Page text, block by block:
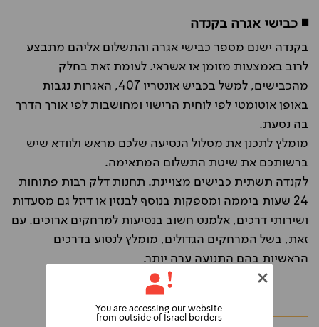
◾ כבישי אגרה בקנדה
בקנדה ישנם מספר כבישי אגרה והתשלום אליהם מתבצע
לרוב באמצעות מזומן או אשראי. לעומת זאת בחלק
מהכבישים, למשל בכביש אונטריו 407, האגרות נגבות
באופן אוטומטי לפי לוחית הרישוי ומחושבות לפי אורך הדרך
בה נסעת.
מומלץ לתכנן את מסלול הנסיעה שלכם מראש ולוודא שיש
ברשותכם את שיטת התשלום המתאימה.
לקנדה תשתית כבישים מצויינת. תחנות דלק רבות פתוחות
24 שעות ביממה ומספקות בנוסף לבנזין או דיזל גם מסעדות
ושירותי דרכים, אלמנט חשוב בנסיעות למרחקים ארוכים. עם
זאת, בשל המרחקים הגדולים, מומלץ לנסוע בדרכים
הראשיות בהם התנועה ערה יותר.
You are accessing our website
from outside of Israel borders